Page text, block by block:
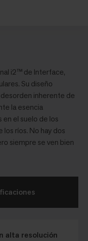
i2™ de Interface,
Su diseño
inherente de
la esencia
el suelo de los
los ríos. No hay dos
siempre se ven bien
alta resolución